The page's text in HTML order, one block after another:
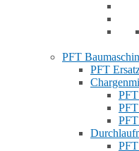
PFT
PFT